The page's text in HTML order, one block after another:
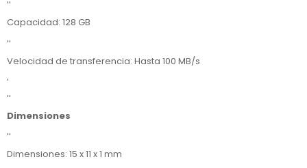
''
Capacidad: 128 GB
''
Velocidad de transferencia: Hasta 100 MB/s
'
''
Dimensiones
''
Dimensiones: 15 x 11 x 1 mm